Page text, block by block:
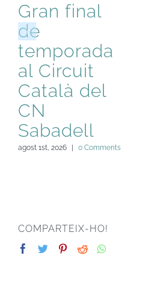
Gran final
de
temporada
al Circuit
Català del
CN
Sabadell
agost 1st, 2026 0 Comments
COMPARTEIX-HO!